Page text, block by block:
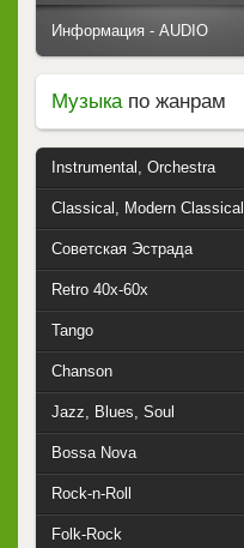
Информация - AUDIO
Музыкапо жанрам
Instrumental, Orchestra
Classical, Modern Classical
Советская Эстрада
Retro 40x-60x
Tango
Chanson
Jazz, Blues, Soul
Bossa Nova
Rock-n-Roll
Folk-Rock